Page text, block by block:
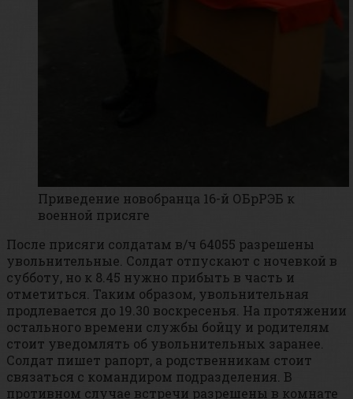
Приведение новобранца 16-й ОБрРЭБ к
военной присяге
После присяги солдатам в/ч 64055 разрешены
увольнительные. Солдат отпускают с ночевкой в
субботу, но к 8.45 нужно прибыть в часть и
отметиться. Таким образом, увольнительная
продлевается до 19.30 воскресенья. На протяжении
остального времени службы бойцу и родителям
стоит уведомлять об увольнительных заранее.
Солдат пишет рапорт, а родственникам стоит
связаться с командиром подразделения. В
противном случае встречи разрешены в комнате